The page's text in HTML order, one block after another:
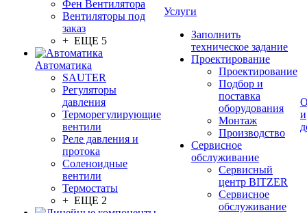
Фен Вентилятора
Вентиляторы под
заказ
+ ЕЩЕ 5
Автоматика
SAUTER
Регуляторы
давления
Терморегулирующие
вентили
Реле давления и
протока
Соленоидные
вентили
Термостаты
+ ЕЩЕ 2
Услуги
Заполнить
техническое задание
Проектирование
Проектирование
Подбор и
поставка
оборудования
Монтаж
Производство
Сервисное
обслуживание
Сервисный
центр BITZER
Сервисное
обслуживание
и